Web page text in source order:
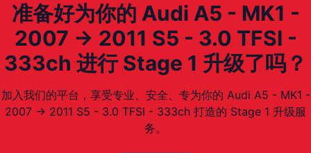
准备好为你的 Audi A5 - MK1 -
2007 -> 2011 S5 - 3.0 TFSI -
333ch 进行 Stage 1 升级了吗？
加入我们的平台，享受专业、安全、专为你的 Audi A5 - MK1 -
2007 -> 2011 S5 - 3.0 TFSI - 333ch 打造的 Stage 1 升级服
务。